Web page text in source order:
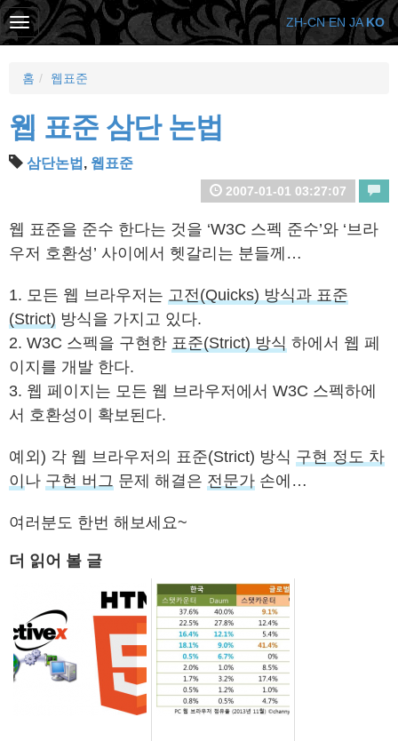
홈 웹표준
웹 표준 삼단 논법
삼단논법 , 웹표준
2007-01-01 03:27:07
웹 표준을 준수 한다는 것을 ‘W3C 스펙 준수’와 ‘브라
우저 호환성’ 사이에서 헷갈리는 분들께…
1. 모든 웹 브라우저는 고전(Quicks) 방식과 표준
(Strict) 방식을 가지고 있다.
2. W3C 스펙을 구현한 표준(Strict) 방식 하에서 웹 페
이지를 개발 한다.
3. 웹 페이지는 모든 웹 브라우저에서 W3C 스펙하에
서 호환성이 확보된다.
예외) 각 웹 브라우저의 표준(Strict) 방식 구현 정도 차
이 나 구현 버그 문제 해결은 전문가 손에…
여러분도 한번 해보세요~
더 읽어 볼 글
ZH-CN EN JA KO